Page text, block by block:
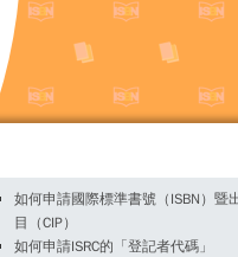
如何申請國際標準書號（ISBN）暨
目（CIP）
如何申請ISRC的「登記者代碼」